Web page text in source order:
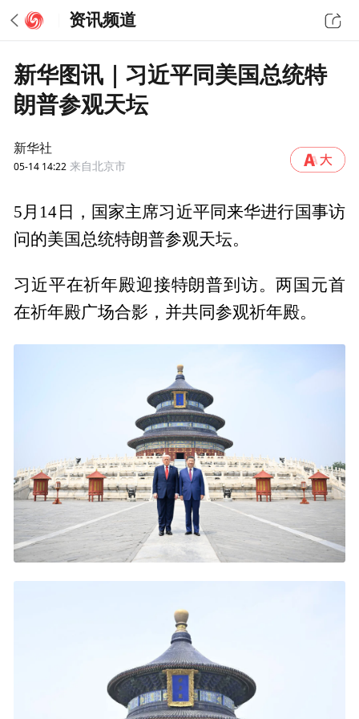
资讯频道
新华图讯｜习近平同美国总统特
朗普参观天坛
新华社
05-14 14:22 来自北京市
5月14日，国家主席习近平同来华进行国事访
问的美国总统特朗普参观天坛。
习近平在祈年殿迎接特朗普到访。两国元首
在祈年殿广场合影，并共同参观祈年殿。